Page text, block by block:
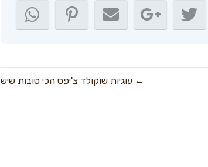
← עוגיות שוקולד צ'יפס הכי טובות שיש